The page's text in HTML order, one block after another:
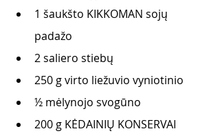
1 šaukšto KIKKOMAN sojų
padažo
2 saliero stiebų
250 g virto liežuvio vyniotinio
½ mėlynojo svogūno
200 g KĖDAINIŲ KONSERVAI